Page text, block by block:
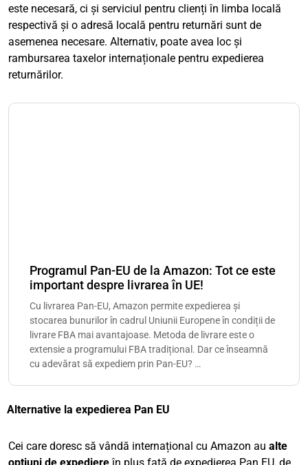
este necesară, ci și serviciul pentru clienți în limba locală
respectivă și o adresă locală pentru returnări sunt de
asemenea necesare. Alternativ, poate avea loc și
rambursarea taxelor internaționale pentru expedierea
returnărilor.
Programul Pan-EU de la Amazon: Tot ce este
important despre livrarea în UE!
Cu livrarea Pan-EU, Amazon permite expedierea și
stocarea bunurilor în cadrul Uniunii Europene în condiții de
livrare FBA mai avantajoase. Metoda de livrare este o
extensie a programului FBA tradițional. Dar ce înseamnă
cu adevărat să expediem prin Pan-EU? …
Alternative la expedierea Pan EU
Cei care doresc să vândă internațional cu Amazon au alte